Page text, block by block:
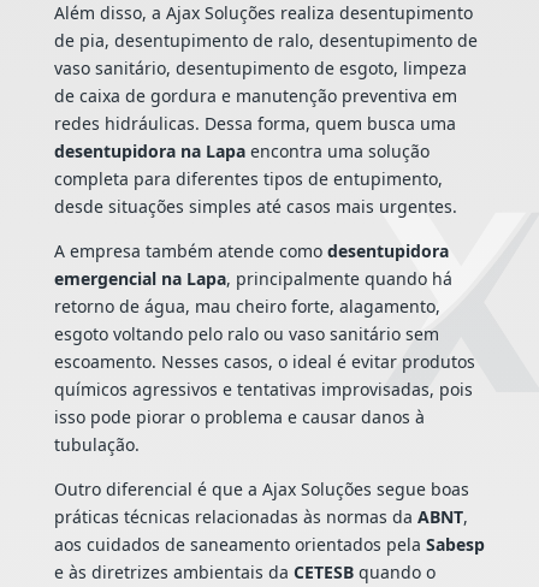
Além disso, a Ajax Soluções realiza desentupimento
de pia, desentupimento de ralo, desentupimento de
vaso sanitário, desentupimento de esgoto, limpeza
de caixa de gordura e manutenção preventiva em
redes hidráulicas. Dessa forma, quem busca uma
desentupidora na Lapaencontra uma solução
completa para diferentes tipos de entupimento,
desde situações simples até casos mais urgentes.
A empresa também atende como desentupidora
emergencial na Lapa, principalmente quando há
retorno de água, mau cheiro forte, alagamento,
esgoto voltando pelo ralo ou vaso sanitário sem
escoamento. Nesses casos, o ideal é evitar produtos
químicos agressivos e tentativas improvisadas, pois
isso pode piorar o problema e causar danos à
tubulação.
Outro diferencial é que a Ajax Soluções segue boas
práticas técnicas relacionadas às normas da ABNT,
aos cuidados de saneamento orientados pela Sabesp
e às diretrizes ambientais da CETESBquando o